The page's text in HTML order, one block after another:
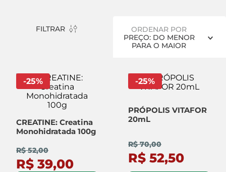
FILTRAR
ORDENAR POR
PREÇO: DO MENOR
PARA O MAIOR
CREATINE: Creatina
Monohidratada 100g
-25%
R$ 52,00
R$ 39,00
PRÓPOLIS VITAFOR
20mL
-25%
R$ 70,00
R$ 52,50